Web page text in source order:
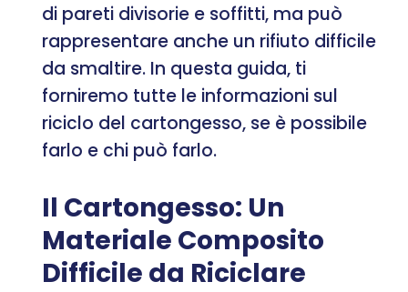
di pareti divisorie e soffitti, ma può
rappresentare anche un rifiuto difficile
da smaltire. In questa guida, ti
forniremo tutte le informazioni sul
riciclo del cartongesso, se è possibile
farlo e chi può farlo.
Il Cartongesso: Un
Materiale Composito
Difficile da Riciclare